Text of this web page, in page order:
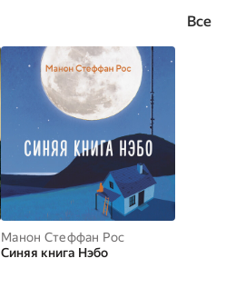
Все
Манон Стеффан Рос
Синяя книга Нэбо